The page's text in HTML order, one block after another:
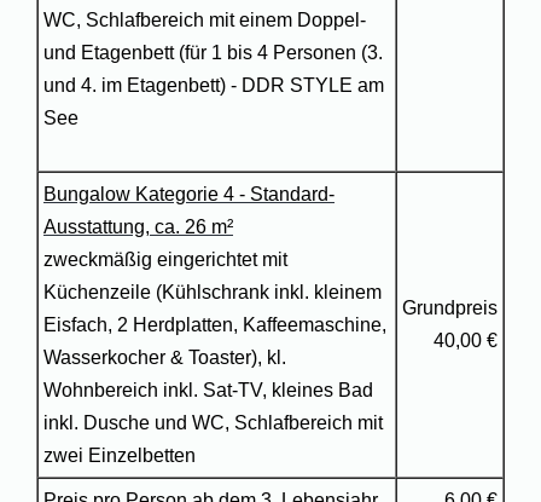
WC, Schlafbereich mit einem Doppel-
und Etagenbett (für 1 bis 4 Personen (3.
und 4. im Etagenbett) - DDR STYLE am
See
Bungalow Kategorie 4 - Standard-
Ausstattung, ca. 26 m²
zweckmäßig eingerichtet mit
Küchenzeile (Kühlschrank inkl. kleinem
Eisfach, 2 Herdplatten, Kaffeemaschine,
Wasserkocher & Toaster), kl.
Wohnbereich inkl. Sat-TV, kleines Bad
inkl. Dusche und WC, Schlafbereich mit
zwei Einzelbetten
Grundpreis
40,00 €